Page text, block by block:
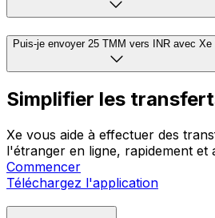
Puis-je envoyer 25 TMM vers INR avec Xe
Simplifier les
Xe vous aide à effectuer des
l'étranger en ligne, rapidement et
Commencer
Téléchargez l'application